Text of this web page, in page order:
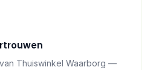
Thuiswinkel Waarborg —